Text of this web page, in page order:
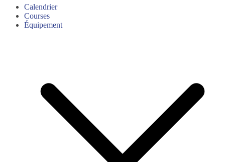
Calendrier
Courses
Équipement